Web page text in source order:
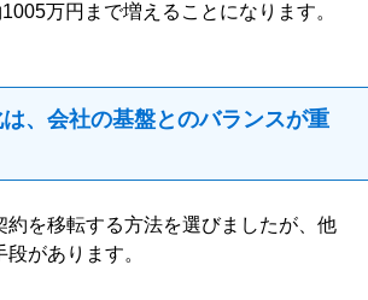
万円まで増えることになります。
、会社の基盤とのバランスが重
約を移転する方法を選びましたが、他
があります。